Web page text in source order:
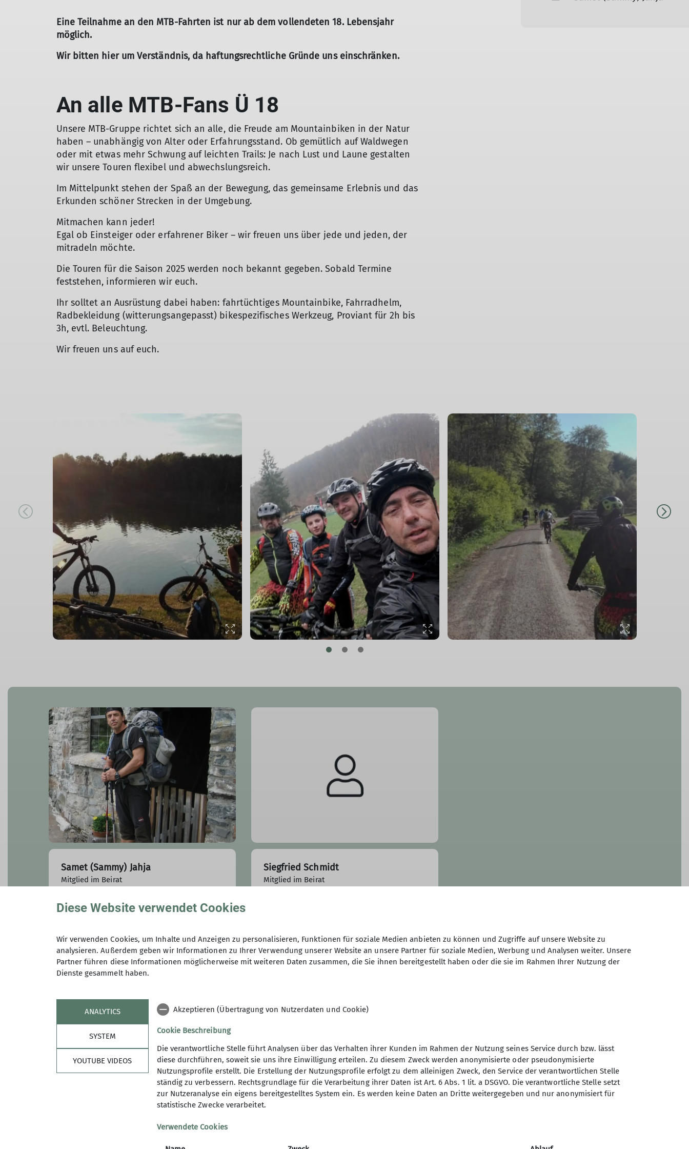
Eine Teilnahme an den MTB-Fahrten ist nur ab dem vollendeten 18. Lebensjahr
möglich.
Wir bitten hier um Verständnis, da haftungsrechtliche Gründe uns einschränken.
An alle MTB-Fans Ü 18
Unsere MTB-Gruppe richtet sich an alle, die Freude am Mountainbiken in der Natur
haben – unabhängig von Alter oder Erfahrungsstand. Ob gemütlich auf Waldwegen
oder mit etwas mehr Schwung auf leichten Trails: Je nach Lust und Laune gestalten
wir unsere Touren flexibel und abwechslungsreich.
Im Mittelpunkt stehen der Spaß an der Bewegung, das gemeinsame Erlebnis und das
Erkunden schöner Strecken in der Umgebung.
Mitmachen kann jeder!
Egal ob Einsteiger oder erfahrener Biker – wir freuen uns über jede und jeden, der
mitradeln möchte.
Die Touren für die Saison 2025 werden noch bekannt gegeben. Sobald Termine
feststehen, informieren wir euch.
Ihr solltet an Ausrüstung dabei haben: fahrtüchtiges Mountainbike, Fahrradhelm,
Radbekleidung (witterungsangepasst) bikespezifisches Werkzeug, Proviant für 2h bis
3h, evtl. Beleuchtung.
Wir freuen uns auf euch.
Samet (Sammy) Jahja
Mitglied im Beirat
0171/6427163
Siegfried Schmidt
Mitglied im Beirat
Artikel
Aktuelles
Sektion Treuchtlingen des
Deutschen Alpenvereins e.V.
Ludwig-Thoma-Str. 22
Diese Website verwendet Cookies
Wir verwenden Cookies, um Inhalte und Anzeigen zu personalisieren, Funktionen für soziale Medien anbieten zu können und Zugriffe auf unsere Website zu
analysieren. Außerdem geben wir Informationen zu Ihrer Verwendung unserer Website an unsere Partner für soziale Medien, Werbung und Analysen weiter. Unsere
Partner führen diese Informationen möglicherweise mit weiteren Daten zusammen, die Sie ihnen bereitgestellt haben oder die sie im Rahmen Ihrer Nutzung der
Dienste gesammelt haben.
ANALYTICS
SYSTEM
YOUTUBE VIDEOS
Akzeptieren (Übertragung von Nutzerdaten und Cookie)
Cookie Beschreibung
Die verantwortliche Stelle führt Analysen über das Verhalten ihrer Kunden im Rahmen der Nutzung seines Service durch bzw. lässt
diese durchführen, soweit sie uns ihre Einwilligung erteilen. Zu diesem Zweck werden anonymisierte oder pseudonymisierte
Nutzungsprofile erstellt. Die Erstellung der Nutzungsprofile erfolgt zu dem alleinigen Zweck, den Service der verantwortlichen Stelle
ständig zu verbessern. Rechtsgrundlage für die Verarbeitung ihrer Daten ist Art. 6 Abs. 1 lit. a DSGVO. Die verantwortliche Stelle setzt
zur Nutzeranalyse ein eigens bereitgestelltes System ein. Es werden keine Daten an Dritte weitergegeben und nur anonymisiert für
statistische Zwecke verarbeitet.
Verwendete Cookies